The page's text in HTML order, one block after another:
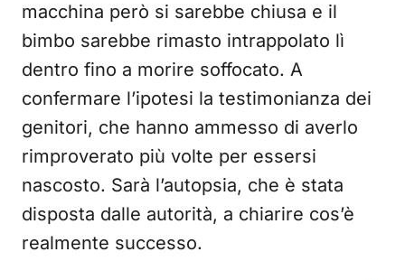
macchina però si sarebbe chiusa e il
bimbo sarebbe rimasto intrappolato lì
dentro fino a morire soffocato. A
confermare l’ipotesi la testimonianza dei
genitori, che hanno ammesso di averlo
rimproverato più volte per essersi
nascosto. Sarà l’autopsia, che è stata
disposta dalle autorità, a chiarire cos’è
realmente successo.